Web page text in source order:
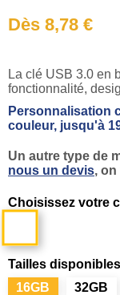
Dès 8,78 €
La clé USB 3.0 en
fonctionnalité,
Personnalisation
couleur, jusqu'à
Un autre type de
nous un devis,
Choisissez votre
Tailles disponibles
16GB
32GB